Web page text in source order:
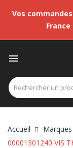
Vos
France

Accueil Marques
00001301240 VIS